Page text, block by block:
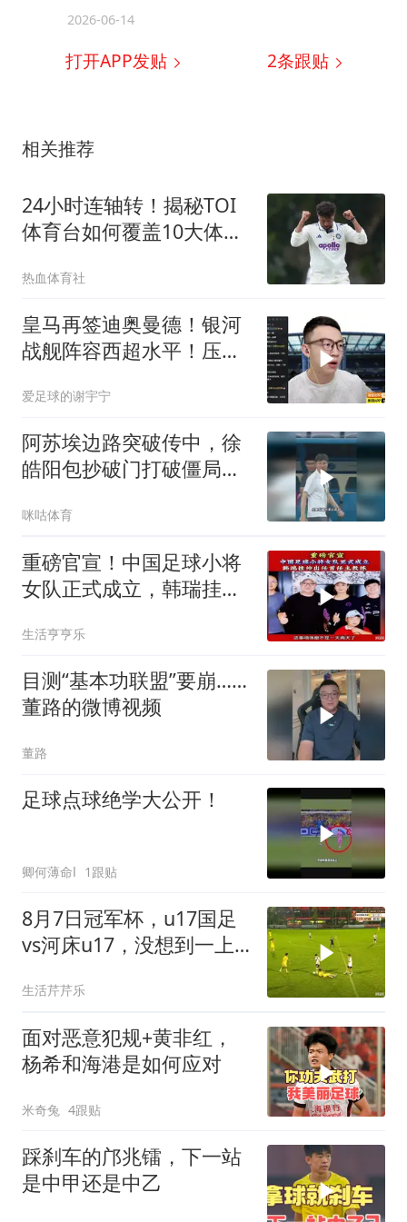
2026-06-14
打开APP发贴 2条跟贴
相关推荐
24小时连轴转！揭秘TOI
体育台如何覆盖10大体育
热血体育社
皇马再签迪奥曼德！银河
战舰阵容西超水平！压不
爱足球的谢宇宁
阿苏埃边路突破传中，徐
皓阳包抄破门打破僵局，
牛
咪咕体育
重磅官宣！中国足球小将
女队正式成立，韩瑞挂帅
生活亨亨乐
目测“基本功联盟”要崩……
董路的微博视频
董路
足球点球绝学大公开！
卿何薄命l 1跟贴
8月7日冠军杯，u17国足
vs河床u17，没想到一上
生活芹芹乐
面对恶意犯规+黄非红，
杨希和海港是如何应对
米奇兔 4跟贴
踩刹车的邝兆镭，下一站
是中甲还是中乙